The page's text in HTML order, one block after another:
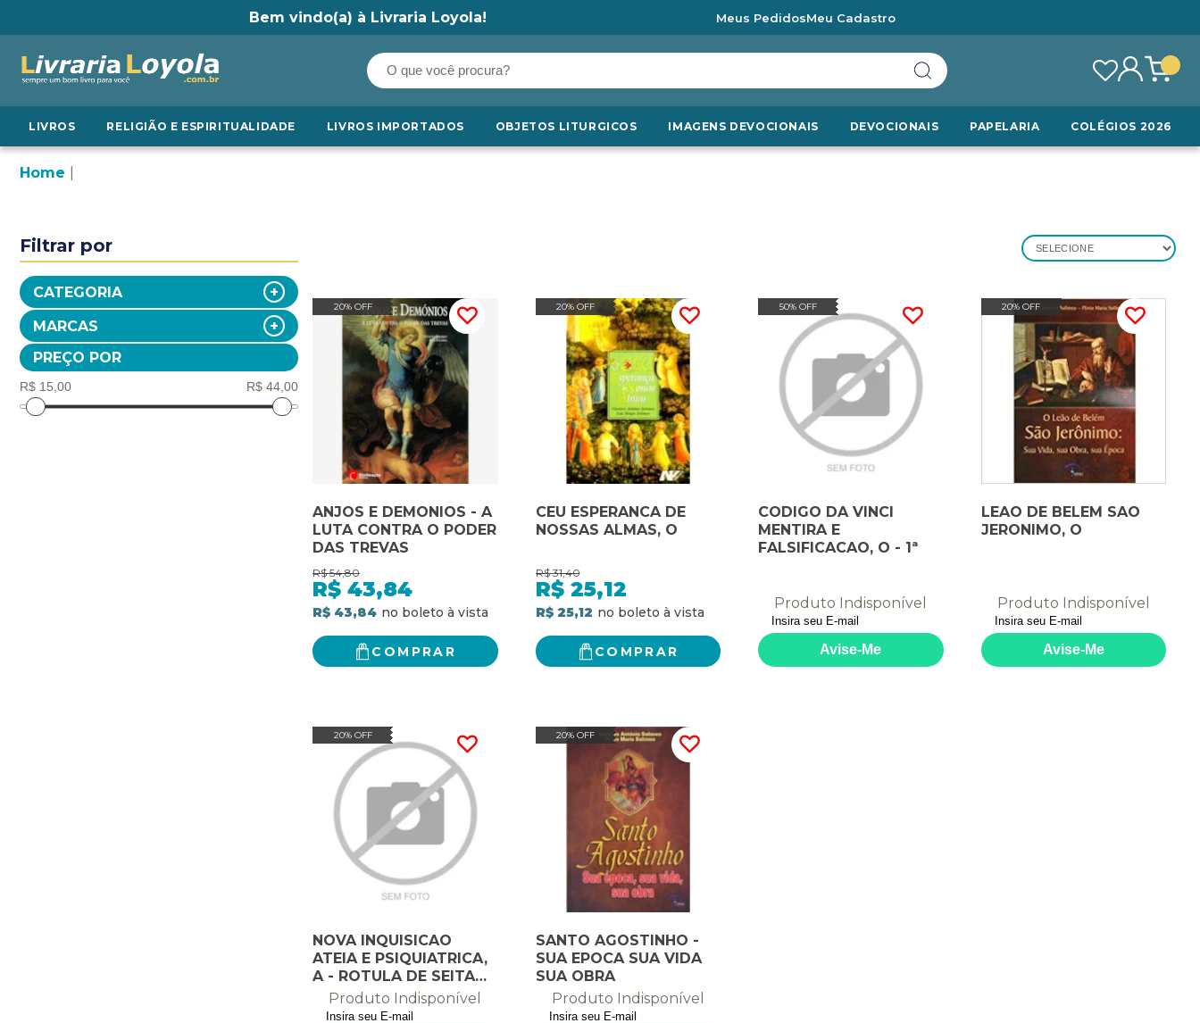
Bem vindo(a) à Livraria Loyola! Meus PedidosMeu Cadastro
LIVROS RELIGIÃO E ESPIRITUALIDADE LIVROS IMPORTADOS OBJETOS LITURGICOS IMAGENS DEVOCIONAIS DEVOCIONAIS PAPELARIA COLÉGIOS 2026
Home
Filtrar por
CATEGORIA
MARCAS
PREÇO POR
SELECIONE
20% OFF
ANJOS E DEMONIOS - A
LUTA CONTRA O PODER
DAS TREVAS
R$ 54,80
R$ 43,84
R$ 43,84
COMPRAR
20% OFF
CEU ESPERANCA DE
NOSSAS ALMAS, O
R$ 31,40
R$ 25,12
R$ 25,12
COMPRAR
50% OFF
CODIGO DA VINCI
MENTIRA E
FALSIFICACAO, O - 1ª
Produto Indisponível
20% OFF
LEAO DE BELEM SAO
JERONIMO, O
Produto Indisponível
20% OFF
NOVA INQUISICAO
ATEIA E PSIQUIATRICA,
A - ROTULA DE SEITA
OS GRUPOS QUE VIS - 1ª
Produto Indisponível
20% OFF
SANTO AGOSTINHO -
SUA EPOCA SUA VIDA
SUA OBRA
Produto Indisponível